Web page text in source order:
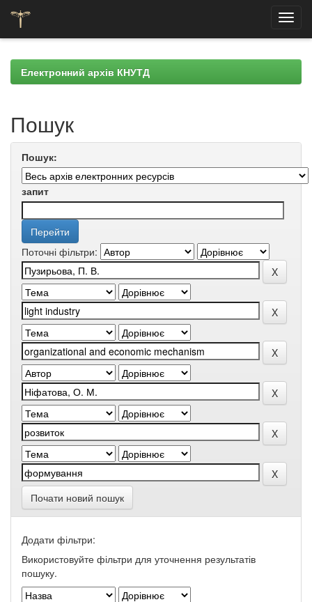
navigationЕлектронний архів КНУТД
Пошук
Пошук:
запит
Поточні фільтри:
Почати новий пошук
Додати фільтри:
Використовуйте фільтри для уточнення результатів
пошуку.